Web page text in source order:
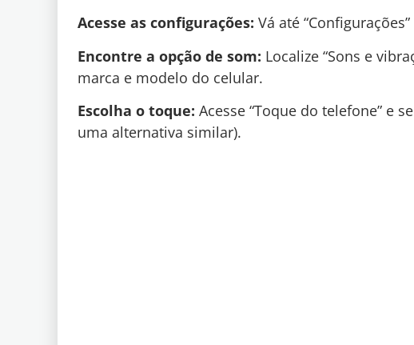
Acesse as configurações: Vá até
Encontre a opção de som: Localize “Sons e
marca e modelo do celular.
Escolha o toque: Acesse “Toque do telefone” e
uma alternativa similar).